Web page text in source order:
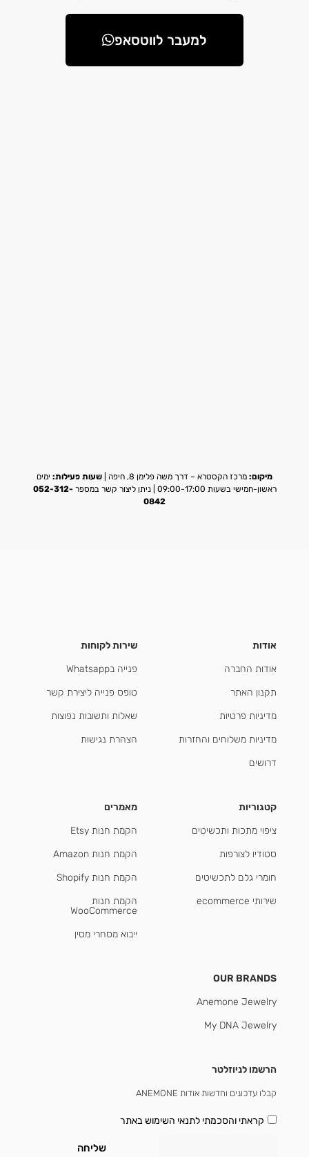
למעבר לווטסאפ
מיקום: מרכז הקסטרא – דרך משה פלימן 8, חיפה | שעות פעילות: ימים
ראשון-חמישי בשעות 09:00-17:00 | ניתן ליצור קשר במספר
052-312-
0842
אודות
אודות החברה
תקנון האתר
מדיניות פרטיות
מדיניות משלוחים והחזרות
דרושים
שירות לקוחות
פנייה בWhatsapp
טופס פנייה ליצירת קשר
שאלות ותשובות נפוצות
הצהרת נגישות
קטגוריות
ציפוי מתכות ותכשיטים
סטודיו לצורפות
חומרי גלם לתכשיטים
שירותי ecommerce
מאמרים
הקמת חנות Etsy
הקמת חנות Amazon
הקמת חנות Shopify
הקמת חנות
WooCommerce
ייבוא מסחרי מסין
OUR BRANDS
Anemone Jewelry
My DNA Jewelry
הרשמו לניוזלטר
קבלו עדכונים וחדשות אודות ANEMONE
קראתי והסכמתילתנאי השימוש באתר
שליחה